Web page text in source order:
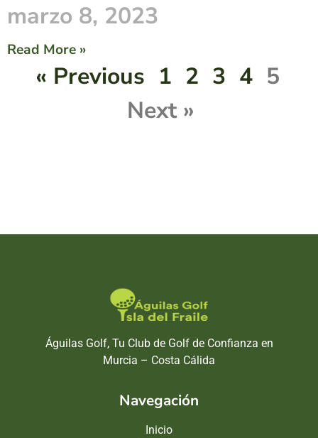
marzo 8, 2023
Read More »
« Previous 1 2 3 4 5
Next »
Águilas Golf, Tu Club de Golf de Confianza en
Murcia – Costa Cálida
Navegación
Inicio